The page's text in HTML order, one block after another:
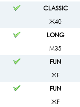
CLASSIC
Ж40
LONG
М35
FUN
ЖF
FUN
ЖF